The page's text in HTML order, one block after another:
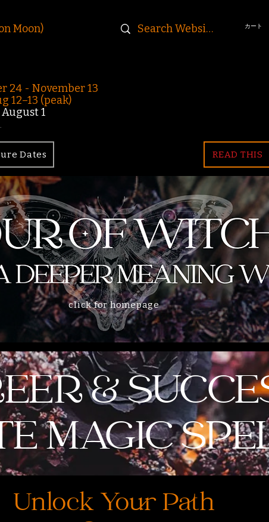
Moon)
24 - November 13
12–13 (peak)
1
カート
Dates READ THIS
click for homepage
&
MAGIC
Unlock Your Path